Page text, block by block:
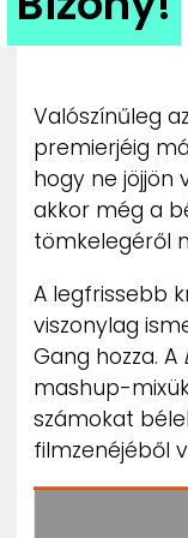
Valószínűleg
premierjéig
hogy ne jöjjön
akkor még a
tömkelegéről
A legfrissebb
viszonylag
Gang hozza. A
mashup-
számokat
filmzenéjéből